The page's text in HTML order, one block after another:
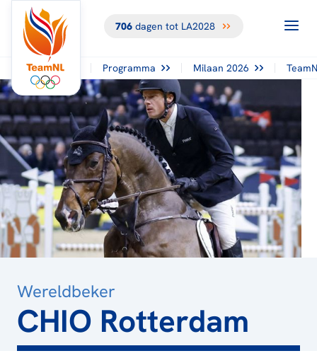
706dagen tot LA2028
Programma Milaan 2026
Wereldbeker
CHIO Rotterdam
TERUG NAAR
OVERZICHT